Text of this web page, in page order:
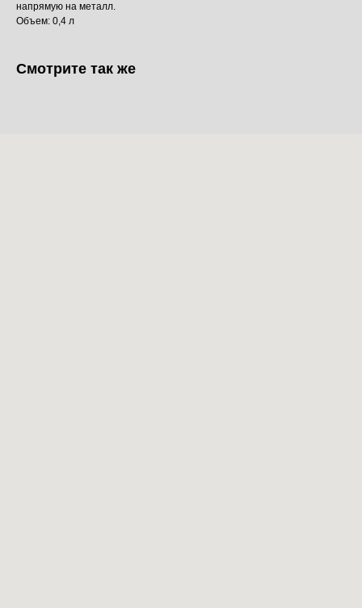
напрямую на металл.
Объем: 0,4 л
Смотрите так же